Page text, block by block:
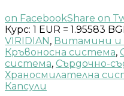
on FacebookShare on
Курс: 1 EUR = 1.95583
VIRIDIAN, Витамини и
Кръвоносна система,
система, Сърдочно-
Храносмилателна
Капсули